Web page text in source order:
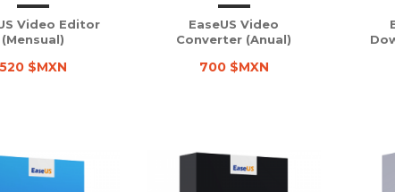
Video Editor
(Mensual)
$MXN
EaseUS Video
Converter (Anual)
700 $MXN